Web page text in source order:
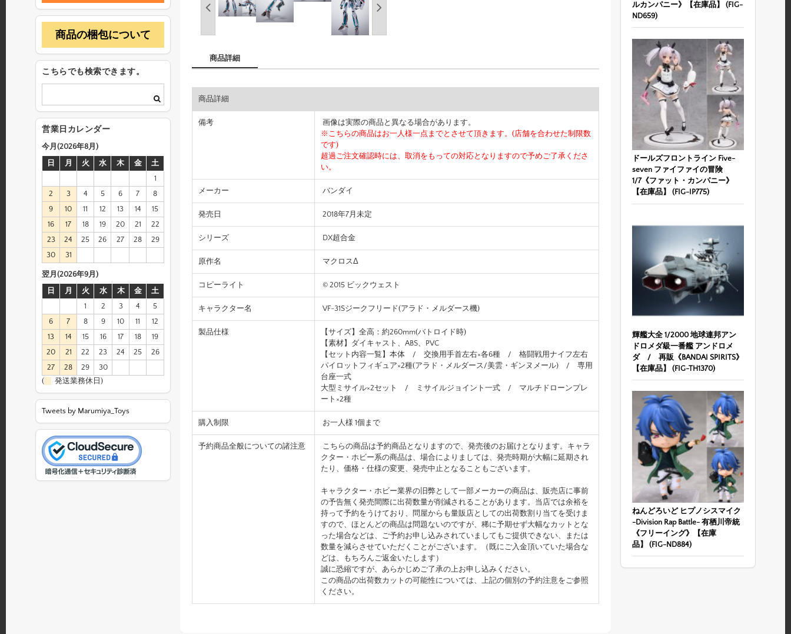
商品詳細
商品詳細
備考
画像は実際の商品と異なる場合があります。
※こちらの商品はお一人様一点までとさせて頂きます。(店舗を合わせた制限数
です)
超過ご注文確認時には、取消をもっての対応となりますので予めご了承くださ
い。
メーカー バンダイ
発売日 2018年7月未定
シリーズ DX超合金
原作名 マクロスΔ
コピーライト © 2015 ビックウェスト
キャラクター名 VF-31Sジークフリード(アラド・メルダース機)
製品仕様
【サイズ】全高：約260mm(バトロイド時)
【素材】ダイキャスト、ABS、PVC
【セット内容一覧】本体 / 交換用手首左右×各6種 / 格闘戦用ナイフ左右
パイロットフィギュア×2種(アラド・メルダース/美雲・ギンヌメール) / 専用
台座一式
大型ミサイル×2セット / ミサイルジョイント一式 / マルチドローンプレ
ート×2種
購入制限 お一人様 1個まで
予約商品全般についての諸注意
こちらの商品は予約商品となりますので、発売後のお届けとなります。キャラ
クター・ホビー系の商品は、場合によりましては、発売時期が大幅に延期され
たり、価格・仕様の変更、発売中止となることもございます。
キャラクター・ホビー業界の旧弊として一部メーカーの商品は、販売店に事前
の予告無く発売間際に出荷数量が削減されることがあります。当店では余裕を
持って予約をうけており、問屋からも量販店としての出荷数割り当てを受けま
すので、ほとんどの商品は問題ないのですが、稀に予期せず大幅なカットとな
った場合などは、ご予約お申し込みされていましてもご提供できない、または
数量を減らさせていただくことがございます。（既にご入金頂いていた場合な
どは、もちろんご返金いたします）
誠に恐縮ですが、あらかじめご了承の上お申し込みください。
この商品の出荷数カットの可能性については、上記の個別の予約注意をご参照
ください。
ルカンパニー》【在庫品】 (FIG-
ND659)
ドールズフロントライン Five-
seven ファイファイの冒険
1/7《ファット・カンパニー》
【在庫品】 (FIG-IP775)
輝艦大全 1/2000 地球連邦アン
ドロメダ級一番艦 アンドロメ
ダ / 再販《BANDAI SPIRITS》
【在庫品】 (FIG-TH1370)
ねんどろいど ヒプノシスマイク
-Division Rap Battle- 有栖川帝統
《フリーイング》【在庫
品】 (FIG-ND884)
商品の梱包について
こちらでも検索できます。
営業日カレンダー
今月(2026年8月)
日
月 火 水 木 金
土
1
2
3 4 5 6 7
8
9
10 11 12 13 14
15
16
17 18 19 20 21
22
23
24 25 26 27 28
29
30
31
翌月(2026年9月)
日
月 火 水 木 金
土
1
2 3 4
5
6
7 8 9 10 11
12
13
14 15 16 17 18
19
20
21 22 23 24 25
26
27
28 29
30
(
発送業務休日)
Tweets by Marumiya_Toys